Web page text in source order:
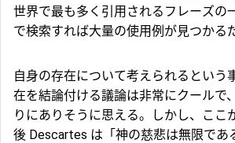
世界で最も多く引用されるフレーズの
で検索すれば大量の使用例が見つかる
自身の存在について考えられるという
在を結論付ける議論は非常にクールで
りにありそうに思える。しかし、ここ
後 Descartes は「神の慈悲は無限であ